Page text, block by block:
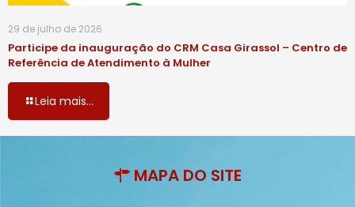
29 de julho de 2026
Participe da inauguração do CRM Casa Girassol – Centro de
Referência de Atendimento à Mulher
Leia mais...
MAPA DO SITE